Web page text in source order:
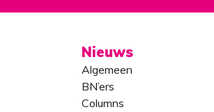
Nieuws
Algemeen
BN’ers
Columns